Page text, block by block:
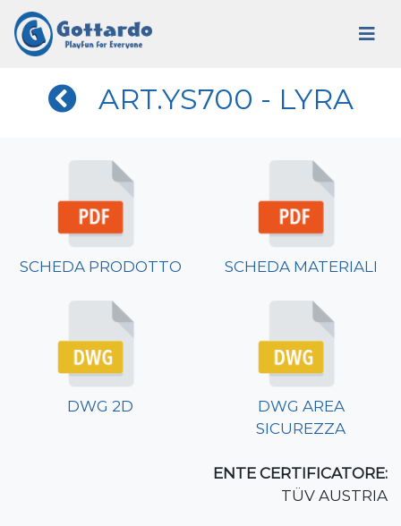
ART.YS700 - LYRA
SCHEDA PRODOTTO SCHEDA MATERIALI
DWG 2D
DWG AREA
SICUREZZA
ENTE CERTIFICATORE:
TÜV AUSTRIA